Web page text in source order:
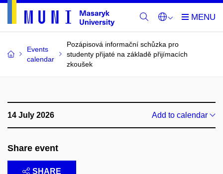
Events
calendar
Pozápisová informační schůzka pro
studenty přijaté na základě přijímacích
zkoušek
14 July 2026 Add to calendar
Share event
SHARE